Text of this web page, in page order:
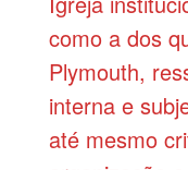
como a dos
Plymouth,
interna e
até mesmo